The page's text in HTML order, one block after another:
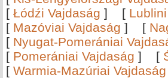
[ Łódźi Vajdaság ] [
[ Mazóviai Vajdaság ] [
[ Nyugat-Pomerániai
[ Pomerániai Vajdaság ] [
[ Warmia-Mazúriai Vajdaság